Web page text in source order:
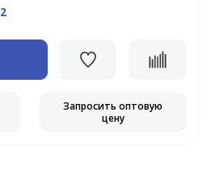
2
Запросить оптовую
цену